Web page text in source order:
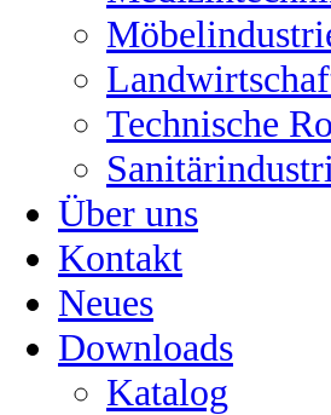
Technische
Über uns
Kontakt
Neues
Downloads
Katalog